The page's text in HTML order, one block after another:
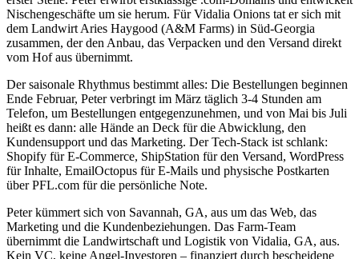
Nischengeschäfte um sie herum. Für Vidalia Onions tat er sich mit
dem Landwirt Aries Haygood (A&M Farms) in Süd-Georgia
zusammen, der den Anbau, das Verpacken und den Versand direkt
vom Hof aus übernimmt.
Der saisonale Rhythmus bestimmt alles: Die Bestellungen beginnen
Ende Februar, Peter verbringt im März täglich 3-4 Stunden am
Telefon, um Bestellungen entgegenzunehmen, und von Mai bis Juli
heißt es dann: alle Hände an Deck für die Abwicklung, den
Kundensupport und das Marketing. Der Tech-Stack ist schlank:
Shopify für E-Commerce, ShipStation für den Versand, WordPress
für Inhalte, EmailOctopus für E-Mails und physische Postkarten
über PFL.com für die persönliche Note.
Peter kümmert sich von Savannah, GA, aus um das Web, das
Marketing und die Kundenbeziehungen. Das Farm-Team
übernimmt die Landwirtschaft und Logistik von Vidalia, GA, aus.
Kein VC, keine Angel-Investoren – finanziert durch bescheidene